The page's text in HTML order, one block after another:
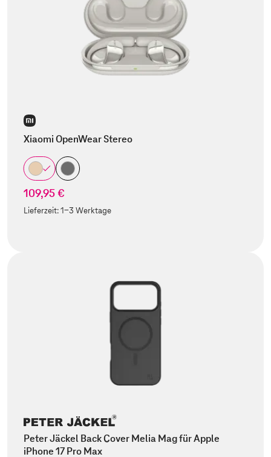
Xiaomi OpenWear Stereo
109,95 €
Lieferzeit:1-3 Werktage
Peter Jäckel Back Cover Melia Mag für Apple
iPhone 17 Pro Max